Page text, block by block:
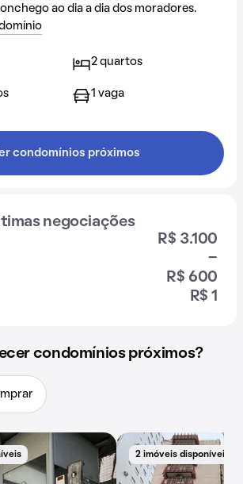
ao dia a dia dos moradores.
2 quartos
1 vaga
condomínios próximos
negociações
R$ 3.100
-
R$ 600
R$ 1
condomínios próximos?
2 imóveis disponíveis